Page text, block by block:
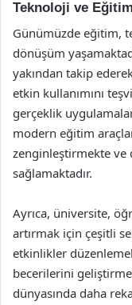
Teknoloji ve Eğitim
Günümüzde eğitim,
dönüşüm
yakından takip
etkin kullanımını
gerçeklik
modern eğitim
zenginleştirmekte ve
sağlamaktadır.
Ayrıca, üniversite,
artırmak için çeşitli
etkinlikler
becerilerini
dünyasında daha